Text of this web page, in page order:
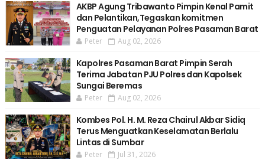
AKBP Agung Tribawanto Pimpin Kenal Pamit
dan Pelantikan,Tegaskan komitmen
Penguatan Pelayanan Polres Pasaman Barat
Peter Aug 02, 2026
Kapolres Pasaman Barat Pimpin Serah
Terima Jabatan PJU Polres dan Kapolsek
Sungai Beremas
Peter Aug 02, 2026
Kombes Pol. H. M. Reza Chairul Akbar Sidiq
Terus Menguatkan Keselamatan Berlalu
Lintas di Sumbar
Peter Jul 31, 2026